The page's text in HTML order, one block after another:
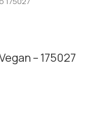
– 175027